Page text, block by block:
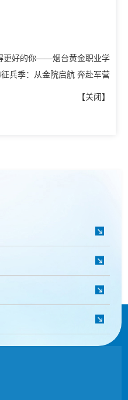
更好的你——烟台黄金职业学
征兵季：从金院启航 奔赴军营
【关闭】